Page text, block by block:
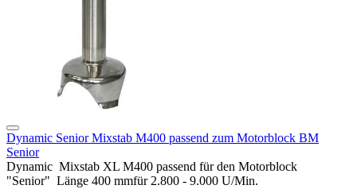
Dynamic Senior Mixstab M400 passend zum Motorblock BM
Senior
Dynamic Mixstab XL M400 passend für den Motorblock
"Senior" Länge 400 mmfür 2.800 - 9.000 U/Min.